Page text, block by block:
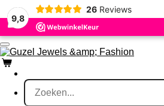
9,8
26 Reviews
Ga
direct
naar
de
hoofdinhoud